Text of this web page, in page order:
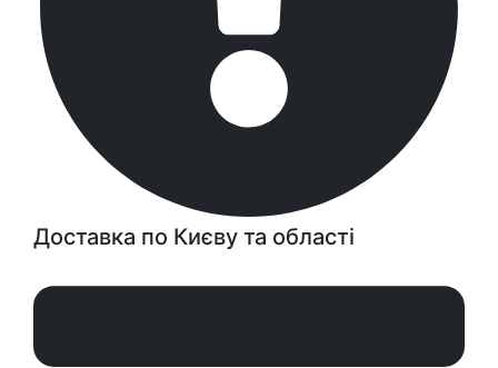
Доставка по Києву та області